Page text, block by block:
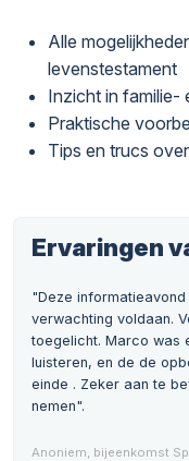
Alle
levenstestament
Inzicht in familie-
Praktische
Tips en trucs
Ervaringen
"Deze
verwachting voldaan.
toegelicht. Marco was
luisteren, en de de
einde . Zeker aan te
nemen".
Anoniem, bijeenkomst